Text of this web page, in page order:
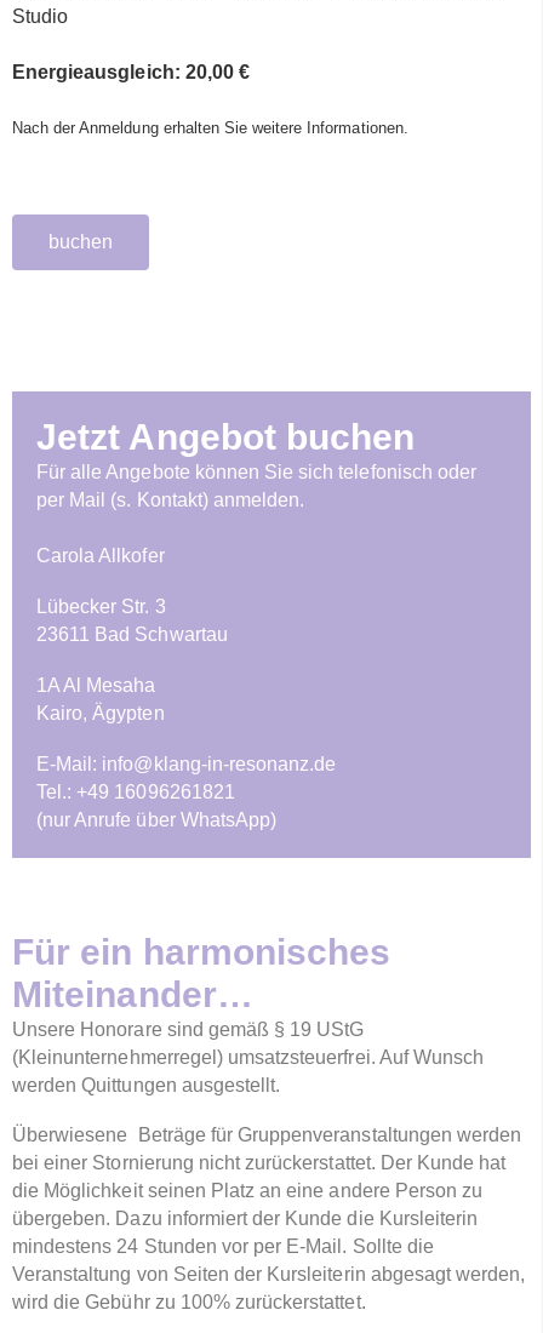
Studio
Energieausgleich: 20,00 €
Nach der Anmeldung erhalten Sie weitere Informationen.
buchen
Jetzt Angebot buchen
Für alle Angebote können Sie sich telefonisch oder
per Mail (s. Kontakt) anmelden.
Carola Allkofer
Lübecker Str. 3
23611 Bad Schwartau
1A Al Mesaha
Kairo, Ägypten
E-Mail: info@klang-in-resonanz.de
Tel.: +49 16096261821
(nur Anrufe über WhatsApp)
Für ein harmonisches
Miteinander…
Unsere Honorare sind gemäß § 19 UStG
(Kleinunternehmerregel) umsatzsteuerfrei. Auf Wunsch
werden Quittungen ausgestellt.
Überwiesene Beträge für Gruppenveranstaltungen werden
bei einer Stornierung nicht zurückerstattet. Der Kunde hat
die Möglichkeit seinen Platz an eine andere Person zu
übergeben. Dazu informiert der Kunde die Kursleiterin
mindestens 24 Stunden vor per E-Mail. Sollte die
Veranstaltung von Seiten der Kursleiterin abgesagt werden,
wird die Gebühr zu 100% zurückerstattet.